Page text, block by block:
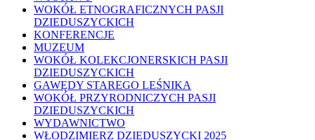
WOKÓŁ ETNOGRAFICZNYCH PASJI
DZIEDUSZYCKICH
KONFERENCJE
MUZEUM
WOKÓŁ KOLEKCJONERSKICH PASJI
DZIEDUSZYCKICH
GAWĘDY STAREGO LEŚNIKA
WOKÓŁ PRZYRODNICZYCH PASJI
DZIEDUSZYCKICH
WYDAWNICTWO
WŁODZIMIERZ DZIEDUSZYCKI 2025